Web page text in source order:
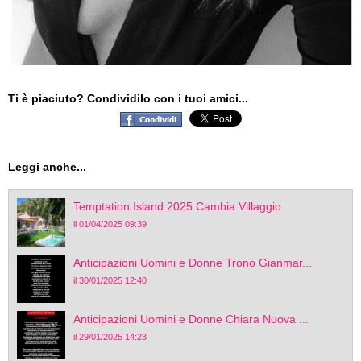
Ti è piaciuto? Condividilo con i tuoi amici...
Leggi anche...
Temptation Island 2025 Cambia Villaggio
il 01/04/2025 09:39
Anticipazioni Uomini e Donne Trono Gianmar...
il 30/01/2025 12:40
Anticipazioni Uomini e Donne Chiara Nuova ...
il 29/01/2025 14:23